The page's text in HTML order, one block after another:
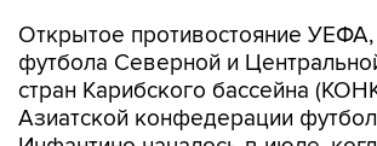
Открытое противостояние
футбола Северной и
стран Карибского бассейна
Азиатской конфедерации